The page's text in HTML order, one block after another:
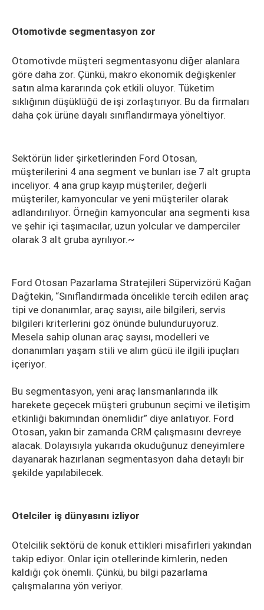
Otomotivde segmentasyon zor
Otomotivde müşteri segmentasyonu diğer alanlara
göre daha zor. Çünkü, makro ekonomik değişkenler
satın alma kararında çok etkili oluyor. Tüketim
sıklığının düşüklüğü de işi zorlaştırıyor. Bu da firmaları
daha çok ürüne dayalı sınıflandırmaya yöneltiyor.
Sektörün lider şirketlerinden Ford Otosan,
müşterilerini 4 ana segment ve bunları ise 7 alt grupta
inceliyor. 4 ana grup kayıp müşteriler, değerli
müşteriler, kamyoncular ve yeni müşteriler olarak
adlandırılıyor. Örneğin kamyoncular ana segmenti kısa
ve şehir içi taşımacılar, uzun yolcular ve damperciler
olarak 3 alt gruba ayrılıyor.~
Ford Otosan Pazarlama Stratejileri Süpervizörü Kağan
Dağtekin, “Sınıflandırmada öncelikle tercih edilen araç
tipi ve donanımlar, araç sayısı, aile bilgileri, servis
bilgileri kriterlerini göz önünde bulunduruyoruz.
Mesela sahip olunan araç sayısı, modelleri ve
donanımları yaşam stili ve alım gücü ile ilgili ipuçları
içeriyor.
Bu segmentasyon, yeni araç lansmanlarında ilk
harekete geçecek müşteri grubunun seçimi ve iletişim
etkinliği bakımından önemlidir” diye anlatıyor. Ford
Otosan, yakın bir zamanda CRM çalışmasını devreye
alacak. Dolayısıyla yukarıda okuduğunuz deneyimlere
dayanarak hazırlanan segmentasyon daha detaylı bir
şekilde yapılabilecek.
Otelciler iş dünyasını izliyor
Otelcilik sektörü de konuk ettikleri misafirleri yakından
takip ediyor. Onlar için otellerinde kimlerin, neden
kaldığı çok önemli. Çünkü, bu bilgi pazarlama
çalışmalarına yön veriyor.